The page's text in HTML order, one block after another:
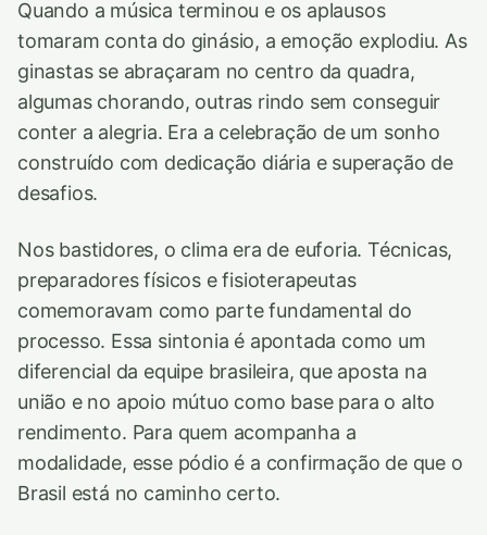
Quando a música terminou e os aplausos
tomaram conta do ginásio, a emoção explodiu. As
ginastas se abraçaram no centro da quadra,
algumas chorando, outras rindo sem conseguir
conter a alegria. Era a celebração de um sonho
construído com dedicação diária e superação de
desafios.
Nos bastidores, o clima era de euforia. Técnicas,
preparadores físicos e fisioterapeutas
comemoravam como parte fundamental do
processo. Essa sintonia é apontada como um
diferencial da equipe brasileira, que aposta na
união e no apoio mútuo como base para o alto
rendimento. Para quem acompanha a
modalidade, esse pódio é a confirmação de que o
Brasil está no caminho certo.